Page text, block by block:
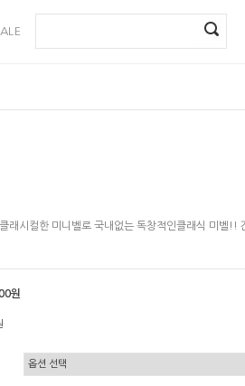
래시컬한 미니벨로 국내없는 독창적인클래식 미벨!!
원